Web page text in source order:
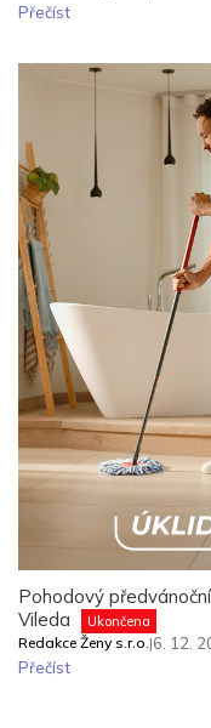
Přečíst
Pohodový
Vileda
Ukončena
Redakce Ženy s.r.o.|6. 12.
Přečíst